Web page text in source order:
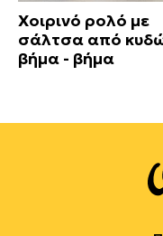
Χοιρινό ρολό με
σάλτσα από
βήμα - βήμα